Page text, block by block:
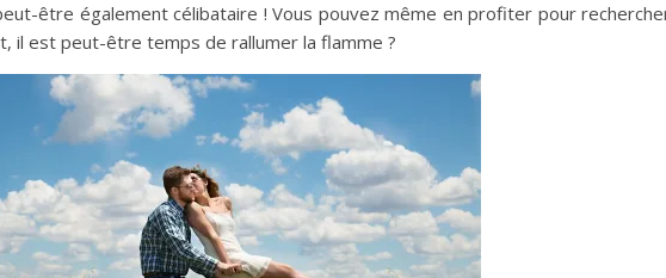
peut-être également célibataire ! Vous pouvez même en profiter pour
il est peut-être temps de rallumer la flamme ?